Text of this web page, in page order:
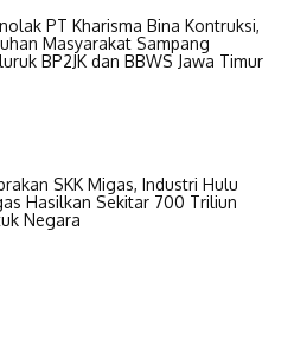
PT Kharisma Bina Kontruksi,
Masyarakat Sampang
BP2JK dan BBWS Jawa Timur
SKK Migas, Industri Hulu
Hasilkan Sekitar 700 Triliun
Negara